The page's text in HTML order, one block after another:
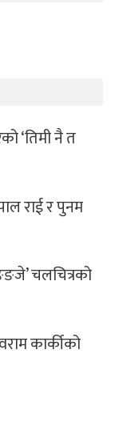
‘तिमी नै त
राई र पुनम
चलचित्रको
कार्कीको